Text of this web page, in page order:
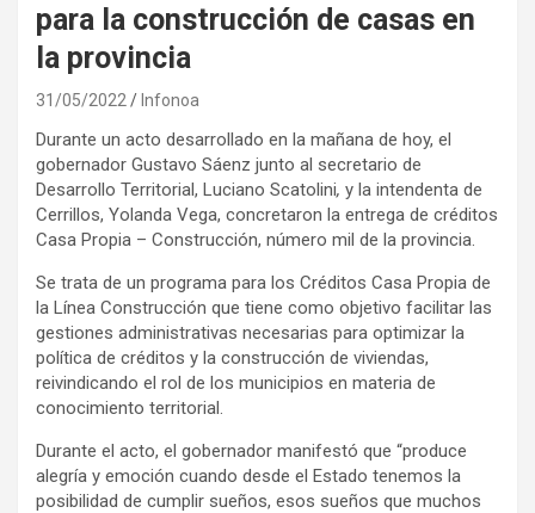
para la construcción de casas en
la provincia
31/05/2022 Infonoa
Durante un acto desarrollado en la mañana de hoy, el
gobernador Gustavo Sáenz junto al secretario de
Desarrollo Territorial, Luciano Scatolini, y la intendenta de
Cerrillos, Yolanda Vega, concretaron la entrega de créditos
Casa Propia – Construcción, número mil de la provincia.
Se trata de un programa para los Créditos Casa Propia de
la Línea Construcción que tiene como objetivo facilitar las
gestiones administrativas necesarias para optimizar la
política de créditos y la construcción de viviendas,
reivindicando el rol de los municipios en materia de
conocimiento territorial.
Durante el acto, el gobernador manifestó que “produce
alegría y emoción cuando desde el Estado tenemos la
posibilidad de cumplir sueños, esos sueños que muchos